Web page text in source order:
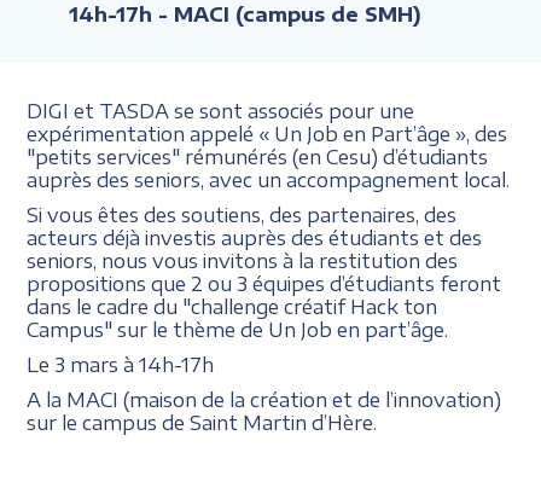
14h-17h - MACI (campus de SMH)
DIGI et TASDA se sont associés pour une
expérimentation appelé « Un Job en Part’âge », des
"petits services" rémunérés (en Cesu) d’étudiants
auprès des seniors, avec un accompagnement local.
Si vous êtes des soutiens, des partenaires, des
acteurs déjà investis auprès des étudiants et des
seniors, nous vous invitons à la restitution des
propositions que 2 ou 3 équipes d’étudiants feront
dans le cadre du "challenge créatif Hack ton
Campus" sur le thème de Un Job en part’âge.
Le 3 mars à 14h-17h
A la MACI (maison de la création et de l’innovation)
sur le campus de Saint Martin d’Hère.